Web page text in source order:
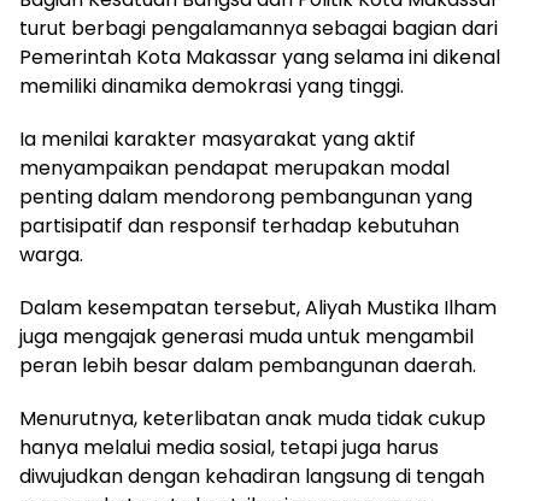
turut berbagi pengalamannya sebagai bagian dari
Pemerintah Kota Makassar yang selama ini dikenal
memiliki dinamika demokrasi yang tinggi.
Ia menilai karakter masyarakat yang aktif
menyampaikan pendapat merupakan modal
penting dalam mendorong pembangunan yang
partisipatif dan responsif terhadap kebutuhan
warga.
Dalam kesempatan tersebut, Aliyah Mustika Ilham
juga mengajak generasi muda untuk mengambil
peran lebih besar dalam pembangunan daerah.
Menurutnya, keterlibatan anak muda tidak cukup
hanya melalui media sosial, tetapi juga harus
diwujudkan dengan kehadiran langsung di tengah